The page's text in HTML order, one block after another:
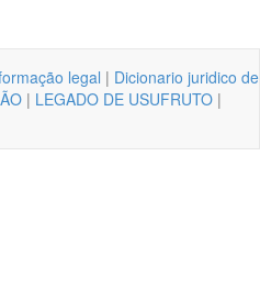
legal | Dicionario juridico de
| LEGADO DE USUFRUTO |